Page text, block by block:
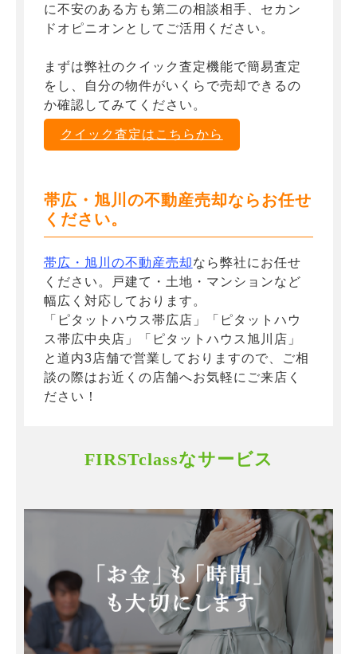
に不安のある方も第二の相談相手、セカン
ドオピニオンとしてご活用ください。
まずは弊社のクイック査定機能で簡易査定
をし、自分の物件がいくらで売却できるの
か確認してみてください。
クイック査定はこちらから
帯広・旭川の不動産売却ならお任せ
ください。
帯広・旭川の不動産売却なら弊社にお任せ
ください。戸建て・土地・マンションなど
幅広く対応しております。
「ピタットハウス帯広店」「ピタットハウ
ス帯広中央店」「ピタットハウス旭川店」
と道内3店舗で営業しておりますので、ご相
談の際はお近くの店舗へお気軽にご来店く
ださい！
FIRSTclassなサービス